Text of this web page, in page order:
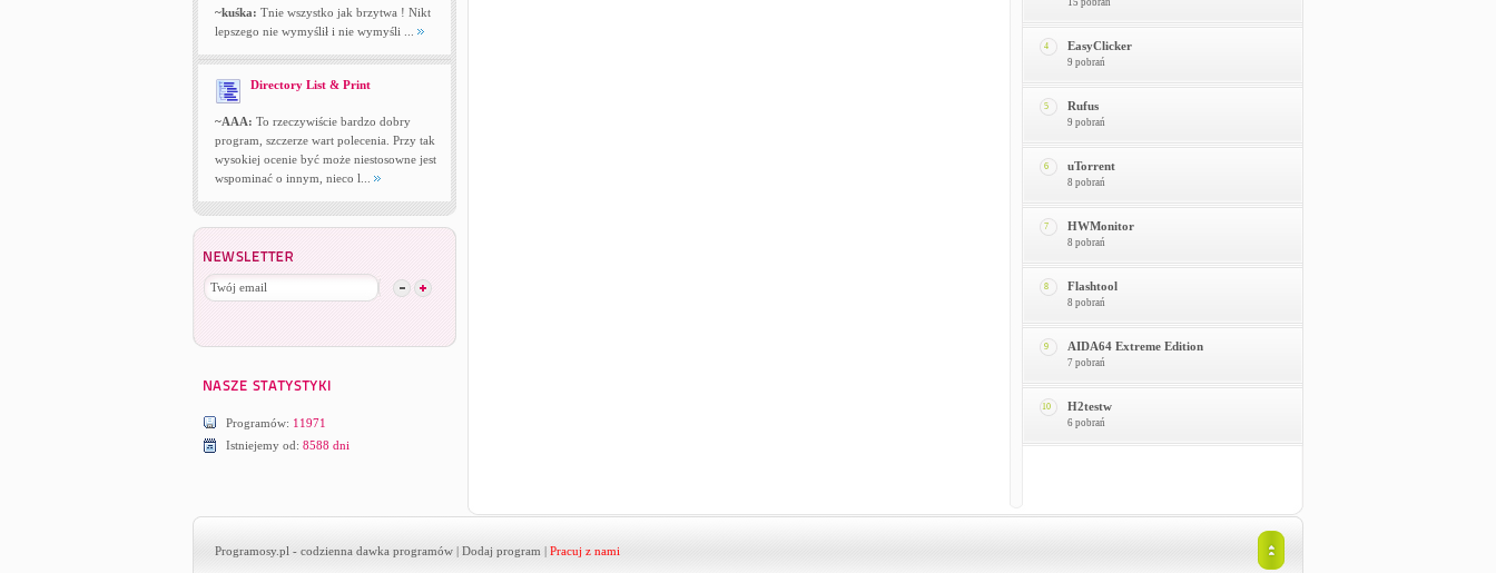
~kuśka: Tnie wszystko jak brzytwa ! Nikt
lepszego nie wymyślił i nie wymyśli ...
Directory List & Print
~AAA: To rzeczywiście bardzo dobry
program, szczerze wart polecenia. Przy tak
wysokiej ocenie być może niestosowne jest
wspominać o innym, nieco l...
Programów: 11971
Istniejemy od: 8588 dni
15 pobrań
4 EasyClicker
9 pobrań
5 Rufus
9 pobrań
6 uTorrent
8 pobrań
7 HWMonitor
8 pobrań
8 Flashtool
8 pobrań
9 AIDA64 Extreme Edition
7 pobrań
10 H2testw
6 pobrań
Programosy.pl - codzienna dawka programów | Dodaj program | Pracuj z nami